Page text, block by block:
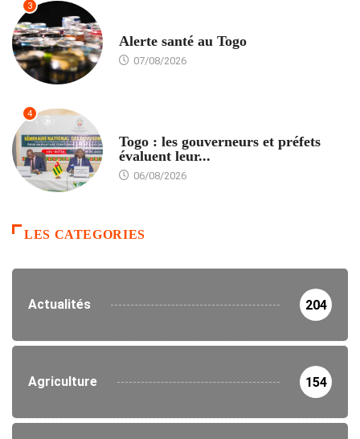
3
Alerte santé au Togo
07/08/2026
4
Togo : les gouverneurs et préfets
évaluent leur...
06/08/2026
LES CATEGORIES
Actualités 204
Agriculture 154